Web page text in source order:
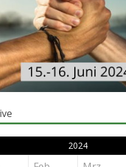
2024